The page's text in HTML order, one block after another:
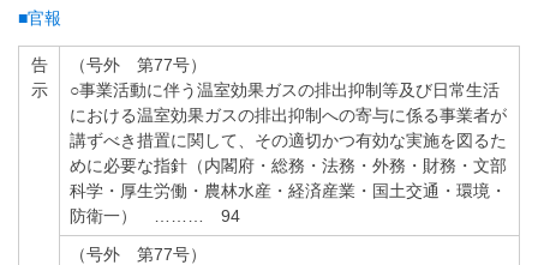
■官報
告
示
（号外 第77号）
○事業活動に伴う温室効果ガスの排出抑制等及び日常生活
における温室効果ガスの排出抑制への寄与に係る事業者が
講ずべき措置に関して、その適切かつ有効な実施を図るた
めに必要な指針（内閣府・総務・法務・外務・財務・文部
科学・厚生労働・農林水産・経済産業・国土交通・環境・
防衛一） ……… 94
（号外 第77号）